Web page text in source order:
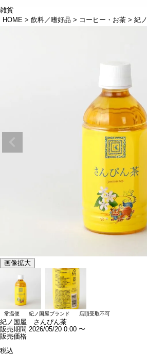
雑貨
HOME
飲料／嗜好品 コーヒー・お茶 紀
画像拡大
常温便 紀ノ国屋ブランド 店頭受取不可
紀ノ国屋 さんぴん茶
販売期間 2026/05/20 0:00 〜
販売価格
税込